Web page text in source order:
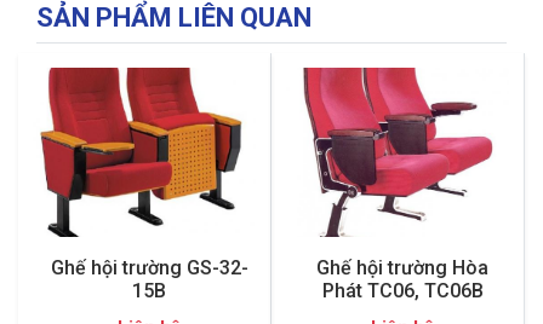
SẢN PHẨM LIÊN QUAN
Ghế hội trường GS-32-
15B
Ghế hội trường Hòa
Phát TC06, TC06B